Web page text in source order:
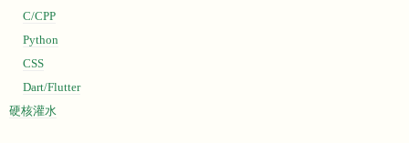
C/CPP
Python
CSS
Dart/Flutter
硬核灌水